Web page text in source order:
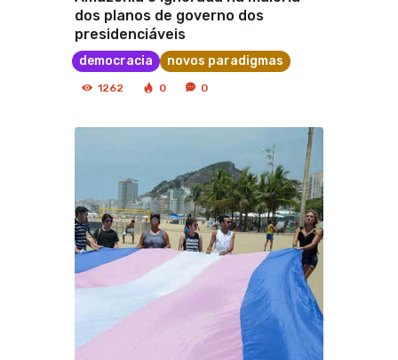
dos planos de governo dos
presidenciáveis
democracia novos paradigmas
1262 0 0